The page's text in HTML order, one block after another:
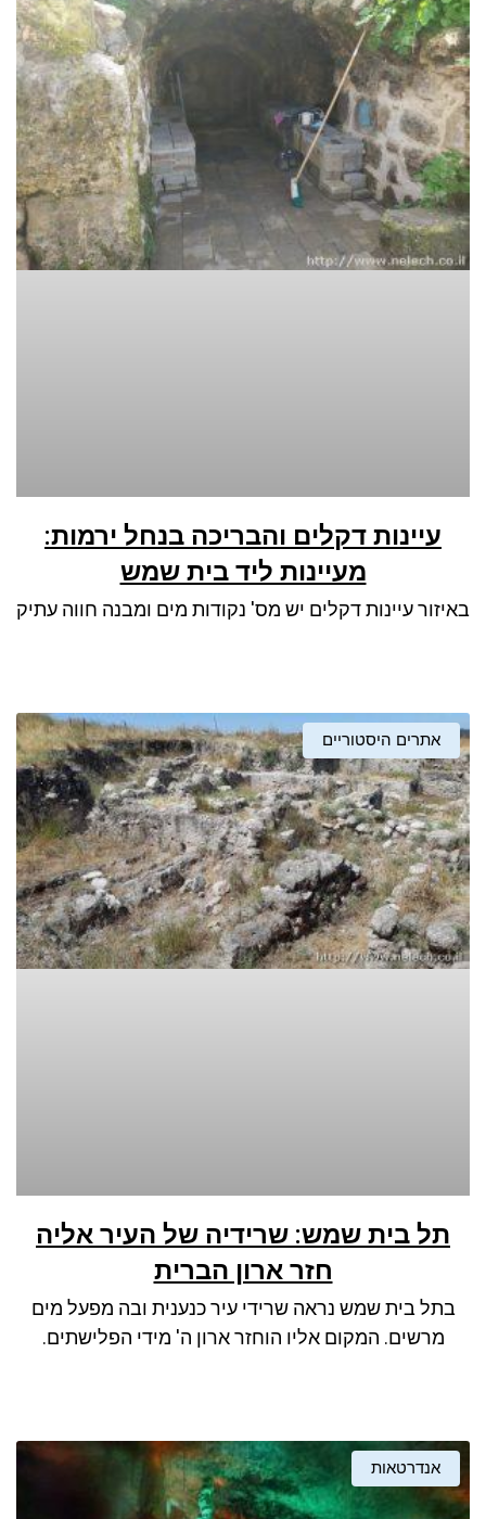
עיינות דקלים והבריכה בנחל ירמות:
מעיינות ליד בית שמש
באיזור עיינות דקלים יש מס' נקודות מים ומבנה חווה עתיק
אתרים היסטוריים
תל בית שמש: שרידיה של העיר אליה
חזר ארון הברית
בתל בית שמש נראה שרידי עיר כנענית ובה מפעל מים
מרשים. המקום אליו הוחזר ארון ה' מידי הפלישתים.
אנדרטאות